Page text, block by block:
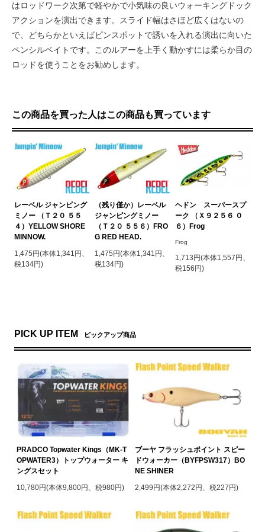
はロッドワーク次第で軽やかで小気味の良いウォーキングドック
アクションを演出できます。スライド幅はさほど広くはないの
で、どちらかといえばピンスポットで誘いを入れる演出に向いた
ペンシルベイトです。このルアーを上手く動かすには柔らか目の
ロッドを使うことをお勧めします。
この商品を買った人はこの商品も買っています
レーベル ジャンピング
ミノー （Ｔ２０ ５５
４）YELLOW SHORE
MINNOW.
1,475円(本体1,341円、
税134円)
（残り僅か）レーベル
ジャンピングミノー
（Ｔ２０ ５５６）FRO
G RED HEAD.
1,475円(本体1,341円、
税134円)
ヘドン スーパースプ
ーク （Ｘ９２５６ ０
６）Frog
Frog
1,713円(本体1,557円、
税156円)
PICK UP ITEM ピックアップ商品
PRADCO Topwater Kings（MK-T
OPWATER3）トップウォーター キ
ングスセット
10,780円(本体9,800円、税980円)
ブーヤ フラッシュポイント スピー
ドウォーカー（BYFPSW317）BO
NE SHINER
2,499円(本体2,272円、税227円)